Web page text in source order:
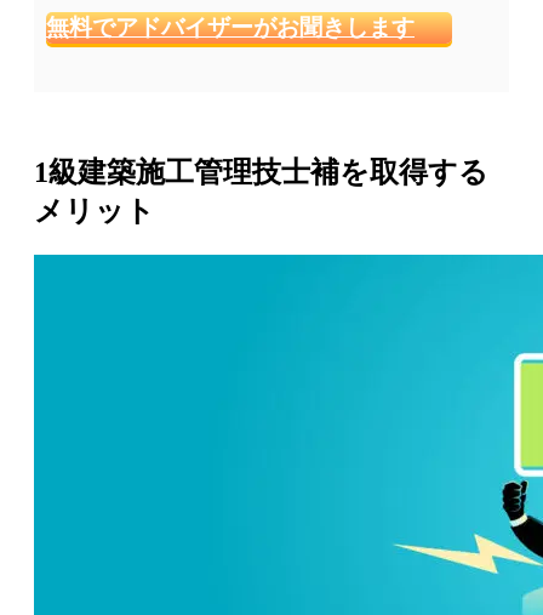
無料でアドバイザーがお聞きします
1級建築施工管理技士補を取得する
メリット